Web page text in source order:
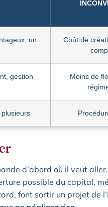
un
Coût de
gestion
Moins de
d’abord où il veut
possible du capital,
font sortir un projet de